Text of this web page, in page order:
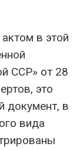
в этой
ССР» от 28
это
документ, в
вида